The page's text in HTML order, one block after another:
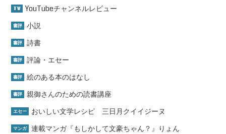
TV YouTubeチャンネルレビュー
書評 小説
書評 詩書
書評 評論・エセー
書評 絵のある本のはなし
書評 親御さんのための読書講座
エセー おいしい文学レシピ 三日月クイイジーヌ
マンガ 連載マンガ『もしかして文豪ちゃん？』りょん